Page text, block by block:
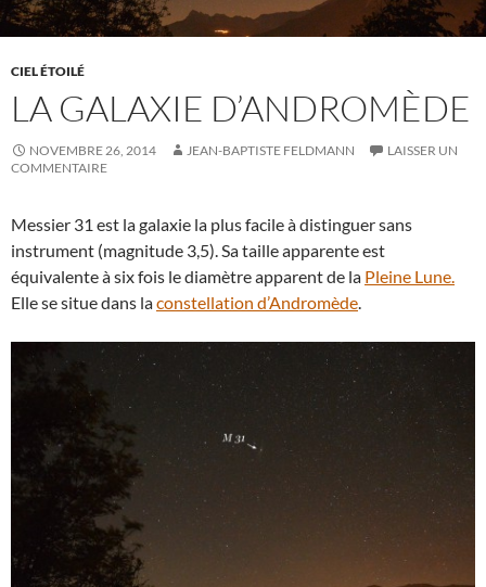
CIEL ÉTOILÉ
LA GALAXIE D’ANDROMÈDE
NOVEMBRE 26, 2014 JEAN-BAPTISTE FELDMANN
LAISSER UN
COMMENTAIRE
Messier 31 est la galaxie la plus facile à distinguer sans
instrument (magnitude 3,5). Sa taille apparente est
équivalente à six fois le diamètre apparent de la Pleine Lune.
Elle se situe dans laconstellation d’Andromède.